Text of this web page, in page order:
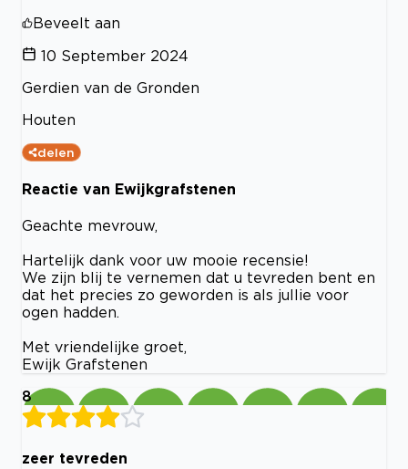
Beveelt aan
10 September 2024
Gerdien van de Gronden
Houten
delen
Reactie van Ewijkgrafstenen
Geachte mevrouw,
Hartelijk dank voor uw mooie recensie!
We zijn blij te vernemen dat u tevreden bent en
dat het precies zo geworden is als jullie voor
ogen hadden.
Met vriendelijke groet,
Ewijk Grafstenen
8
zeer tevreden